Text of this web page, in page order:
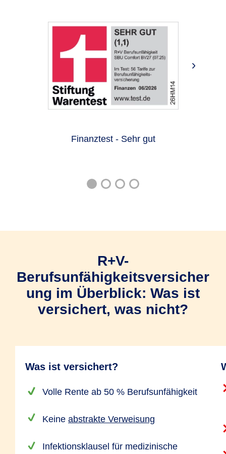
Finanztest - Sehr gut
R+V-
Berufsunfähigkeitsversicher
ung im Überblick: Was ist
versichert, was nicht?
Was ist versichert?
Volle Rente ab 50 % Berufsunfähigkeit
Keine abstrakte Verweisung
Infektionsklausel für medizinische